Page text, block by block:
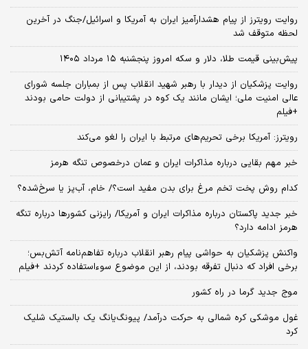
روایت رویترز از پیام هشدارآمیز ایران به آمریکا و اسرائیل/جنگ در آخرین
لحظه متوقف شد
پیش‌بینی قیمت طلا، دلار و سکه امروز پنجشنبه ۱۵ مرداد ۱۴۰۵
روایت پزشکیان از دیدار با رهبر شهید انقلاب پس از بمباران جلسه شورای
عالی امنیت ملی؛ ایشان مانند یک کوه در پشتیبانی از دولت حامی بودند
+فیلم
رویترز: آمریکا برخی تحریم‌های مرتبط با ایران را لغو می‌کند
خبر مهم بقایی درباره مذاکرات ایران و عمان درخصوص تنگه هرمز
کدام روش پخت تخم مرغ برای بدن مفید است؟/ خام، آب‌پز یا سرخ‌شده؟
خبر جدید پاکستان درباره مذاکرات ایران و آمریکا/ رایزنی کشورها درباره تنگه
هرمز ادامه دارد؟
واکنش پزشکیان به حواشی پیام رهبر انقلاب درباره تفاهم‌نامه آتش‌بس؛
برخی افراد که دنبال تفرقه بودند، از این موضوع سوءاستفاده کردند +فیلم
موج جدید گرما در راه کشور
غول موشکی کره شمالی به حرکت درآمد/ پیونگ‌یانگ یک بالستیک شلیک
کرد